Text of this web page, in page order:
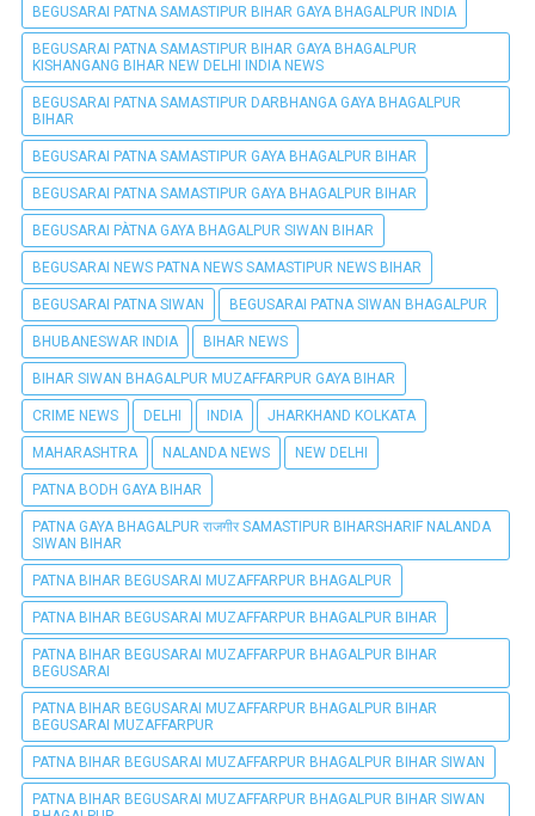
BEGUSARAI PATNA SAMASTIPUR BIHAR GAYA BHAGALPUR INDIA
BEGUSARAI PATNA SAMASTIPUR BIHAR GAYA BHAGALPUR
KISHANGANG BIHAR NEW DELHI INDIA NEWS
BEGUSARAI PATNA SAMASTIPUR DARBHANGA GAYA BHAGALPUR
BIHAR
BEGUSARAI PATNA SAMASTIPUR GAYA BHAGALPUR BIHAR
BEGUSARAI PATNA SAMASTIPUR GAYA BHAGALPUR BIHAR
BEGUSARAI PÀTNA GAYA BHAGALPUR SIWAN BIHAR
BEGUSARAI NEWS PATNA NEWS SAMASTIPUR NEWS BIHAR
BEGUSARAI PATNA SIWAN BEGUSARAI PATNA SIWAN BHAGALPUR
BHUBANESWAR INDIA BIHAR NEWS
BIHAR SIWAN BHAGALPUR MUZAFFARPUR GAYA BIHAR
CRIME NEWS DELHI INDIA JHARKHAND KOLKATA
MAHARASHTRA NALANDA NEWS NEW DELHI
PATNA BODH GAYA BIHAR
PATNA GAYA BHAGALPUR राजगीर SAMASTIPUR BIHARSHARIF NALANDA
SIWAN BIHAR
PATNA BIHAR BEGUSARAI MUZAFFARPUR BHAGALPUR
PATNA BIHAR BEGUSARAI MUZAFFARPUR BHAGALPUR BIHAR
PATNA BIHAR BEGUSARAI MUZAFFARPUR BHAGALPUR BIHAR
BEGUSARAI
PATNA BIHAR BEGUSARAI MUZAFFARPUR BHAGALPUR BIHAR
BEGUSARAI MUZAFFARPUR
PATNA BIHAR BEGUSARAI MUZAFFARPUR BHAGALPUR BIHAR SIWAN
PATNA BIHAR BEGUSARAI MUZAFFARPUR BHAGALPUR BIHAR SIWAN